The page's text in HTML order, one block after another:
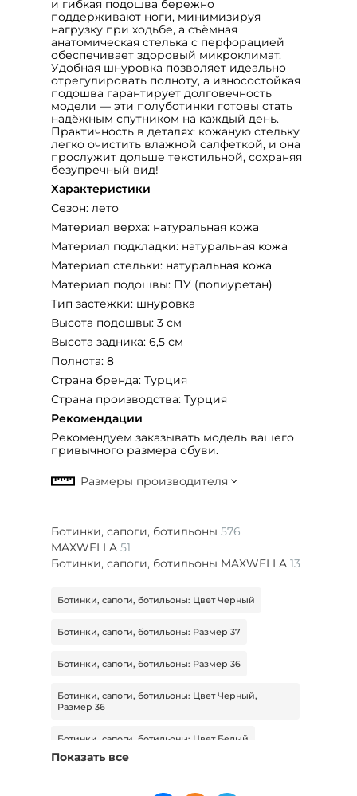
и гибкая подошва бережно
поддерживают ноги, минимизируя
нагрузку при ходьбе, а съёмная
анатомическая стелька с перфорацией
обеспечивает здоровый микроклимат.
Удобная шнуровка позволяет идеально
отрегулировать полноту, а износостойкая
подошва гарантирует долговечность
модели — эти полуботинки готовы стать
надёжным спутником на каждый день.
Практичность в деталях: кожаную стельку
легко очистить влажной салфеткой, и она
прослужит дольше текстильной, сохраняя
безупречный вид!
Характеристики
Сезон: лето
Материал верха: натуральная кожа
Материал подкладки: натуральная кожа
Материал стельки: натуральная кожа
Материал подошвы: ПУ (полиуретан)
Тип застежки: шнуровка
Высота подошвы: 3 см
Высота задника: 6,5 см
Полнота: 8
Страна бренда: Турция
Страна производства: Турция
Рекомендации
Рекомендуем заказывать модель вашего
привычного размера обуви.
Ботинки, сапоги, ботильоны 576
MAXWELLA 51
Ботинки, сапоги, ботильоны MAXWELLA 13
Ботинки, сапоги, ботильоны: Цвет Черный
Ботинки, сапоги, ботильоны: Размер 37
Ботинки, сапоги, ботильоны: Размер 36
Ботинки, сапоги, ботильоны: Цвет Черный,
Размер 36
Ботинки, сапоги, ботильоны: Цвет Белый
Показать все